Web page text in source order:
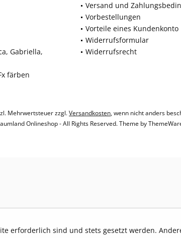
Gabriella,
färben
Versand und
Vorbestellungen
Vorteile eines Kundenkonto
Widerrufsformular
Widerrufsrecht
Mehrwertsteuer zzgl.Versandkosten, wenn nicht anders
Onlineshop - All Rights Reserved. Theme by
erforderlich sind und stets gesetzt werden.